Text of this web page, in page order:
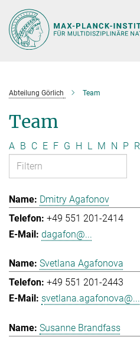
Hauptinhalt
Abteilung Görlich Team
Team
A B C E F G H L M N P R
Dmitry Agafonov
+49 551 201-2414
dagafon@...
Svetlana Agafonova
+49 551 201-2443
svetlana.agafonova@...
Susanne Brandfass